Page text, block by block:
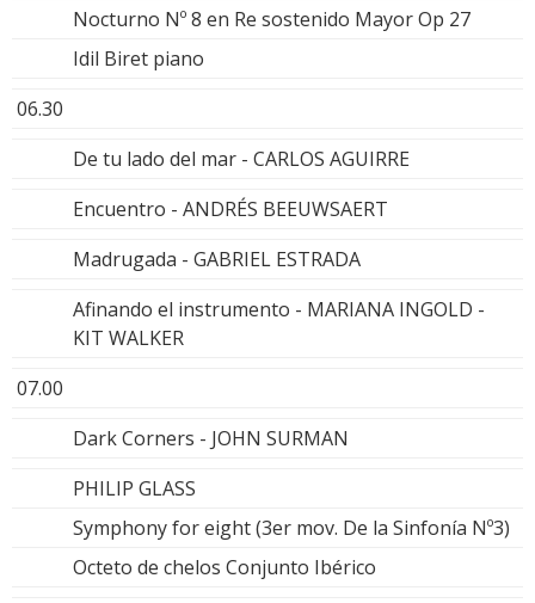
Nocturno Nº 8 en Re sostenido Mayor Op 27
Idil Biret piano
06.30
De tu lado del mar - CARLOS AGUIRRE
Encuentro - ANDRÉS BEEUWSAERT
Madrugada - GABRIEL ESTRADA
Afinando el instrumento - MARIANA INGOLD -
KIT WALKER
07.00
Dark Corners - JOHN SURMAN
PHILIP GLASS
Symphony for eight (3er mov. De la Sinfonía Nº3)
Octeto de chelos Conjunto Ibérico